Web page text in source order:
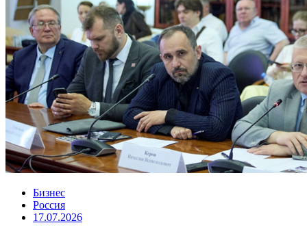
Бизнес
Россия
17.07.2026